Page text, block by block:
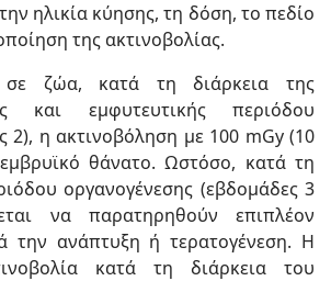
ηλικία κύησης, τη δόση, το πεδίο
της ακτινοβολίας.
ζώα, κατά τη διάρκεια της
και εμφυτευτικής περιόδου
2), η ακτινοβόληση με 100 mGy (10
θάνατο. Ωστόσο, κατά τη
οργανογένεσης (εβδομάδες 3
να παρατηρηθούν επιπλέον
την ανάπτυξη ή τερατογένεση. Η
κατά τη διάρκεια του